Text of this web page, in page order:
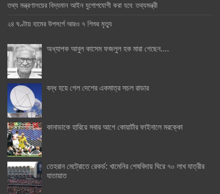
তথ্য মন্ত্রণালয়ের বিদ্যমান আইন যুগোপযোগী করা হবে: তথ্যমন্ত্রী
২৪ ঘণ্টায় হামের উপসর্গে আরও ৭ শিশুর মৃত্যু
অধ্যাপক আবুল কাসেম ফজলুল হক মারা গেছেন….
বন্ধ হয়ে গেল দেশের একমাত্র সচল রাডার
কানাডাকে হারিয়ে সবার আগে কোয়ার্টার ফাইনালে মরক্কো
তেহরান মেট্রোতে রেকর্ড: খামেনির শেষবিদায় ঘিরে ৭০ লাখ যাত্রীর
যাতায়াত